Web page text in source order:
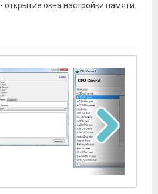
- открытие окна настройки памяти.